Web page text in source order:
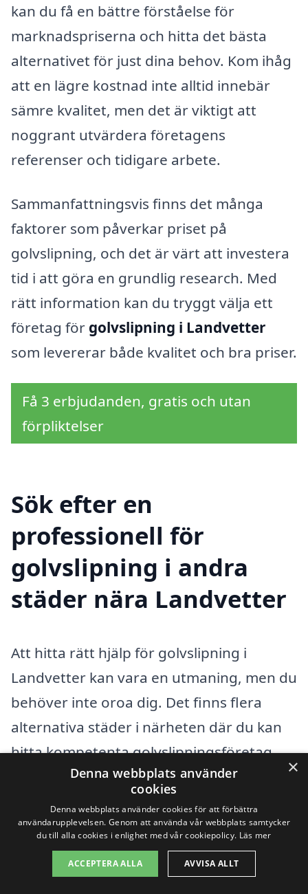
kan du få en bättre förståelse för
marknadspriserna och hitta det bästa
alternativet för just dina behov. Kom ihåg
att en lägre kostnad inte alltid innebär
sämre kvalitet, men det är viktigt att
noggrant utvärdera företagens
referenser och tidigare arbete.
Sammanfattningsvis finns det många
faktorer som påverkar priset på
golvslipning, och det är värt att investera
tid i att göra en grundlig research. Med
rätt information kan du tryggt välja ett
företag för golvslipning i Landvetter
som levererar både kvalitet och bra priser.
Få 3 erbjudanden, gratis och utan
förpliktelser
Sök efter en
professionell för
golvslipning i andra
städer nära Landvetter
Att hitta rätt hjälp för golvslipning i
Landvetter kan vara en utmaning, men du
behöver inte oroa dig. Det finns flera
alternativa städer i närheten där du kan
hitta kompetenta golvslipningsföretag.
Att jämföra olika leverantörer och deras
erbjudanden kan vara en bra strategi för
att säkerställa att du får det bästa priset
och kvaliteten på arbetet.
×
Denna webbplats använder
cookies
Denna webbplats använder cookies för att förbättra
användarupplevelsen. Genom att använda vår webbplats samtycker
du till alla cookies i enlighet med vår cookiepolicy. Läs mer
ACCEPTERA ALLA AVVISA ALLT